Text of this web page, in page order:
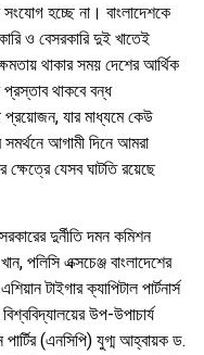
সংযোগ হচ্ছে না। বাংলাদেশকে
ও বেসরকারি দুই খাতেই
থাকার সময় দেশের আর্থিক
প্রস্তাব থাকবে বন্ধ
প্রয়োজন, যার মাধ্যমে কেউ
আগামী দিনে আমরা
যেসব ঘাটতি রয়েছে
দুর্নীতি দমন কমিশন
পলিসি এক্সচেঞ্জ বাংলাদেশের
টাইগার ক্যাপিটাল পার্টনার্স
উপ-উপাচার্য
(এনসিপি) যুগ্ম আহ্বায়ক ড.